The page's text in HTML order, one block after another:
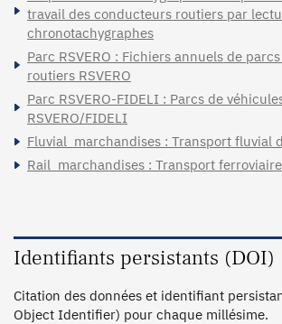
travail des conducteurs routiers par
chronotachygraphes
Parc RSVERO : Fichiers annuels de
routiers RSVERO
Parc RSVERO-FIDELI : Parcs de
RSVERO/FIDELI
Fluvial_marchandises : Transport fluvial
Rail_marchandises : Transport
Identifiants persistants (DOI)
Citation des données et identifiant
Object Identifier) pour chaque millésime.